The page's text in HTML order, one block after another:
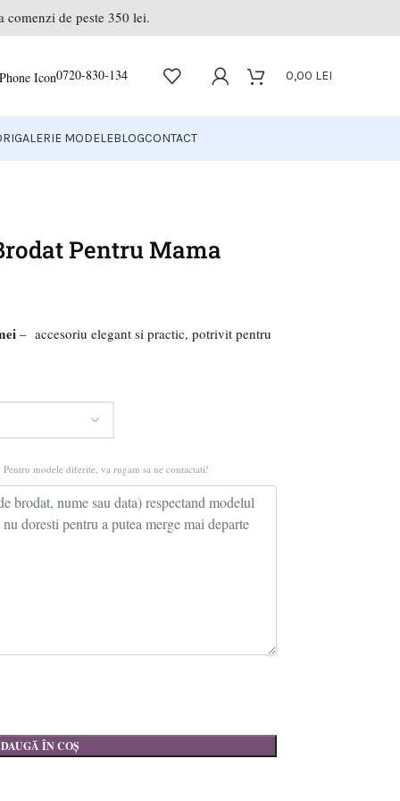
de peste 350 lei.
0720-830-134 0,00 LEI
GALERIE MODELEBLOGCONTACT
Pentru Mama
– accesoriu elegant si practic, potrivit pentru
modele diferite, va rugam sa ne contactati!
ÎN COȘ